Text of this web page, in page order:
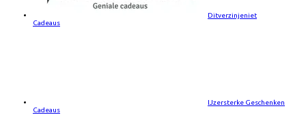
Ditverzinjeniet
Cadeaus
IJzersterke Geschenken
Cadeaus